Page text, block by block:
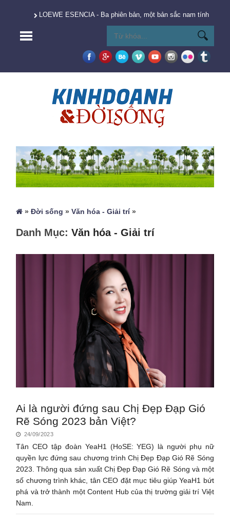
LOEWE ESENCIA - Ba phiên bản, một bản sắc nam tính vượt
»Đời sống »Văn hóa - Giải trí»
Danh Mục:Văn hóa - Giải trí
Ai là người đứng sau Chị Đẹp Đạp Gió
Rẽ Sóng 2023 bản Việt?
24/09/2023
Tân CEO tập đoàn YeaH1 (HoSE: YEG) là người phụ nữ
quyền lực đứng sau chương trình Chị Đẹp Đạp Gió Rẽ Sóng
2023. Thông qua sản xuất Chị Đẹp Đạp Gió Rẽ Sóng và một
số chương trình khác, tân CEO đặt mục tiêu giúp YeaH1 bứt
phá và trở thành một Content Hub của thị trường giải trí Việt
Nam.